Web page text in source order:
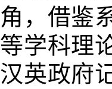
角，借鉴
等学科理
汉英政府